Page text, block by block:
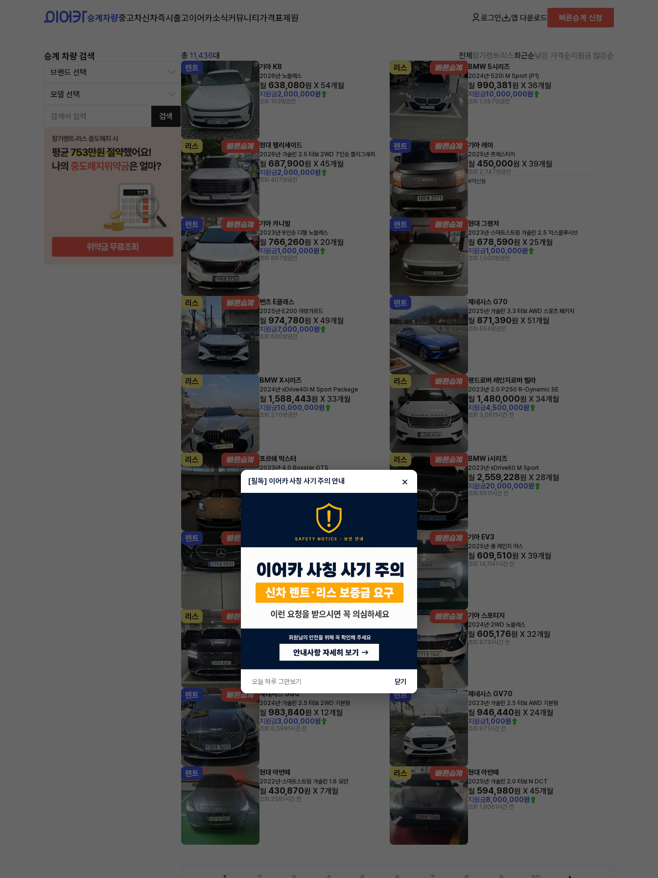
승계차량중고차신차즉시출고이어카소식커뮤니티가격표제원 로그인 앱 다운로드 빠른승계 신청
승계 차량 검색
검색
총 11,436대 전체 장기렌트리스최근순낮은 가격순지원금 많은순
렌트
기아 K8
2026년·노블레스
월 638,080원 X 54개월
지원금2,000,000원
조회 103방금전
리스 BMW 5시리즈
2024년·520i M Sport (P1)
월 990,381원 X 36개월
지원금10,000,000원
조회 1,097방금전
리스 현대 팰리세이드
2026년·가솔린 2.5 터보 2WD 7인승 캘리그래피
월 687,900원 X 45개월
지원금2,000,000원
조회 407방금전
렌트 기아 레이
2025년·프레스티지
월 450,000원 X 39개월
조회 2,747방금전
#저신용
렌트 기아 카니발
2023년·9인승 디젤 노블레스
월 766,260원 X 20개월
지원금1,000,000원
조회 897방금전
렌트 현대 그랜저
2023년·스마트스트림 가솔린 2.5 익스클루시브
월 678,590원 X 25개월
지원금1,000,000원
조회 1,500방금전
리스 벤츠 E클래스
2025년· E200 아방가르드
월 974,780원 X 49개월
지원금7,000,000원
조회 690방금전
렌트 제네시스 G70
2025년·가솔린 3.3 터보 AWD 스포츠 패키지
월 871,390원 X 51개월
조회 654방금전
리스 BMW X시리즈
2024년·xDrive40i M Sport Package
월 1,588,443원 X 33개월
지원금10,000,000원
조회 270방금전
리스 랜드로버 레인지로버 벨라
2023년·2.0 P250 R-Dynamic SE
월 1,480,000원 X 34개월
지원금4,500,000원
조회 3,061 1시간 전
리스 포르쉐 박스터
2023년·4.0 Boxster GTS
월 1,826,100원 X25개월
지원금 20,000,000원
조회 1,3861시간 전
리스 BMW i시리즈
2023년·xDrive60 M Sport
월 2,559,228원 X 28개월
지원금20,000,000원
조회 651 1시간 전
렌트
2025년·E200 아방가르드
지원금2,253,000원
조회 2,871 1시간 전
기아 EV3
2025년·롱 레인지 어스
월 609,510원 X 39개월
조회 14,1141시간 전
리스 제네시스 GV80
1,048,500원 X30개월
5,000,000원
1시간 전
기아 스포티지
2024년·2WD 노블레스
월 605,176원 X 32개월
조회 9791시간 전
렌트 제네시스 G80
2024년·가솔린 2.5 터보 2WD 기본형
월 983,840원 X 12개월
지원금3,000,000원
조회 6,5981시간 전
렌트 제네시스 GV70
2023년·가솔린 2.5 터보 AWD 기본형
월 946,440원 X 24개월
지원금1,000원
조회 671시간 전
렌트 현대 아반떼
2022년·스마트스트림 가솔린 1.6 모던
월 430,870원 X 7개월
조회 2591시간 전
리스 현대 아반떼
2025년·가솔린 2.0 터보 N DCT
월 594,980원 X 45개월
지원금8,000,000원
조회 1,8061시간 전
[필독] 이어카 사칭 사기 주의 안내 ×
오늘 하루 그만보기 닫기